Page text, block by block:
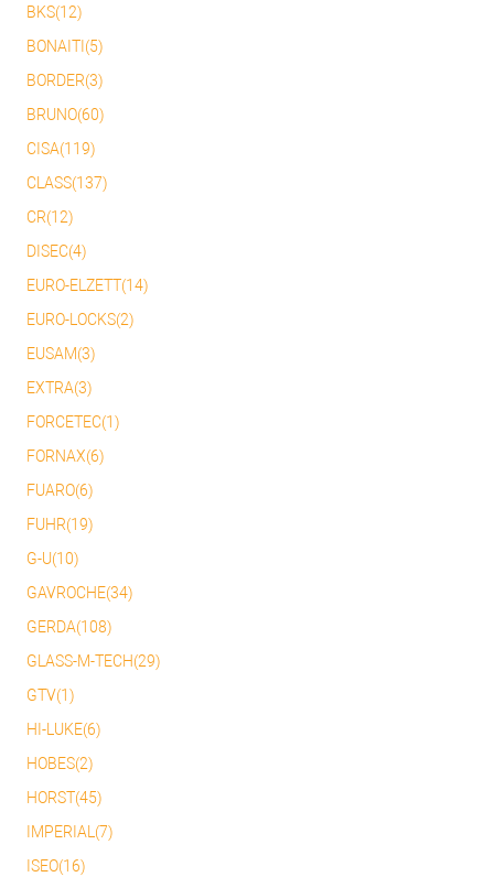
BKS(12)
BONAITI(5)
BORDER(3)
BRUNO(60)
CISA(119)
CLASS(137)
CR(12)
DISEC(4)
EURO-ELZETT(14)
EURO-LOCKS(2)
EUSAM(3)
EXTRA(3)
FORCETEC(1)
FORNAX(6)
FUARO(6)
FUHR(19)
G-U(10)
GAVROCHE(34)
GERDA(108)
GLASS-M-TECH(29)
GTV(1)
HI-LUKE(6)
HOBES(2)
HORST(45)
IMPERIAL(7)
ISEO(16)